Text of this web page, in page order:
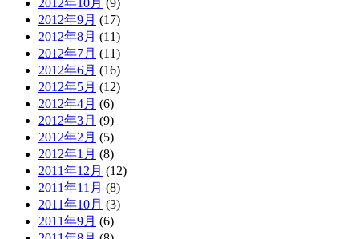
2012年10月 (9)
2012年9月 (17)
2012年8月 (11)
2012年7月 (11)
2012年6月 (16)
2012年5月 (12)
2012年4月 (6)
2012年3月 (9)
2012年2月 (5)
2012年1月 (8)
2011年12月 (12)
2011年11月 (8)
2011年10月 (3)
2011年9月 (6)